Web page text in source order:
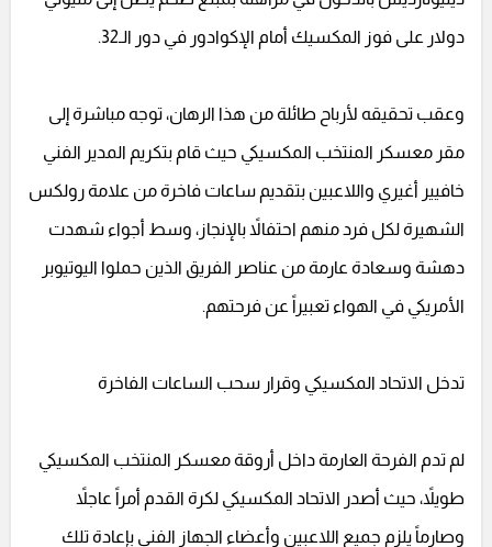
دولار على فوز المكسيك أمام الإكوادور في دور الـ32.
وعقب تحقيقه لأرباح طائلة من هذا الرهان، توجه مباشرة إلى
مقر معسكر المنتخب المكسيكي حيث قام بتكريم المدير الفني
خافيير أغيري واللاعبين بتقديم ساعات فاخرة من علامة رولكس
الشهيرة لكل فرد منهم احتفالاً بالإنجاز، وسط أجواء شهدت
دهشة وسعادة عارمة من عناصر الفريق الذين حملوا اليوتيوبر
الأمريكي في الهواء تعبيراً عن فرحتهم.
تدخل الاتحاد المكسيكي وقرار سحب الساعات الفاخرة
لم تدم الفرحة العارمة داخل أروقة معسكر المنتخب المكسيكي
طويلاً، حيث أصدر الاتحاد المكسيكي لكرة القدم أمراً عاجلاً
وصارماً يلزم جميع اللاعبين وأعضاء الجهاز الفني بإعادة تلك